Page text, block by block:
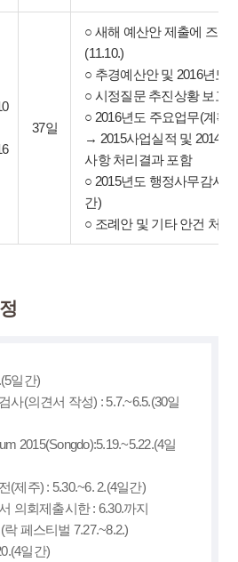
37일
○ 새해 예산안 제출에 즈음
(11.10.)
○ 추경예산안 및 2016년도
○ 시정질문 추진상황 보고
○ 2016년도 주요업무(계획)
→ 2015사업실적 및 2014
사항 처리결과 포함
○ 2015년도 행정사무감사
간)
○ 조례안 및 기타 안건 처리
일간)
사(의견서 작성) : 5.7.~6.5.(30일
2015(Songdo):5.19.~5.22.(4일
(제주) : 5.30.~6. 2.(4일간)
의회제출시한 : 6.30.까지
페스티벌 7.27.~8.2.)
일간)